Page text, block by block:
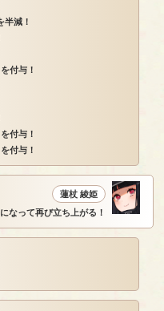
半減！
付与！
付与！
付与！
蓮杖 綾姫
なって再び立ち上がる！